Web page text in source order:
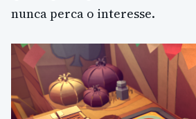
nunca perca o interesse.